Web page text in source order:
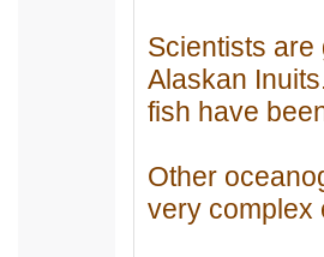
Scientists are
Alaskan
fish have
Other
very complex